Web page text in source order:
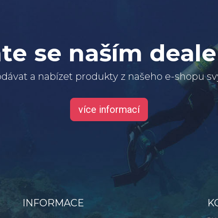
se naším
a nabízet produkty z našeho e-shopu
více informací
INFORMACE